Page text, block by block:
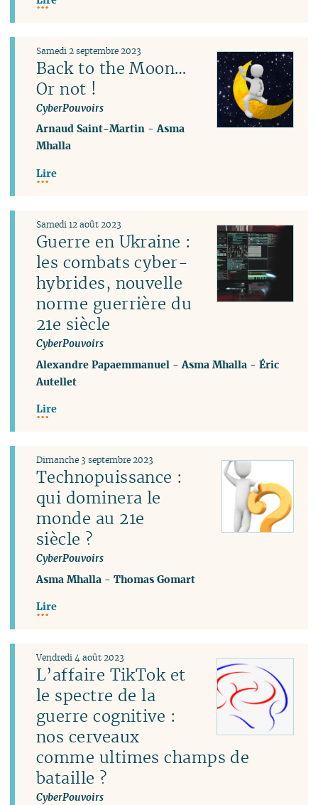
Back to the Moon…
Or not !
CyberPouvoirs
Samedi 2 septembre 2023
Arnaud Saint-Martin -Asma
Mhalla
Lire
Guerre en Ukraine :
les combats cyber-
hybrides, nouvelle
norme guerrière du
21e siècle
CyberPouvoirs
Samedi 12 août 2023
Alexandre Papaemmanuel -Asma Mhalla -Éric
Autellet
Lire
Technopuissance :
qui dominera le
monde au 21e
siècle ?
CyberPouvoirs
Dimanche 3 septembre 2023
Asma Mhalla -Thomas Gomart
Lire
L’affaire TikTok et
le spectre de la
guerre cognitive :
nos cerveaux
comme ultimes champs de
bataille ?
CyberPouvoirs
Vendredi 4 août 2023